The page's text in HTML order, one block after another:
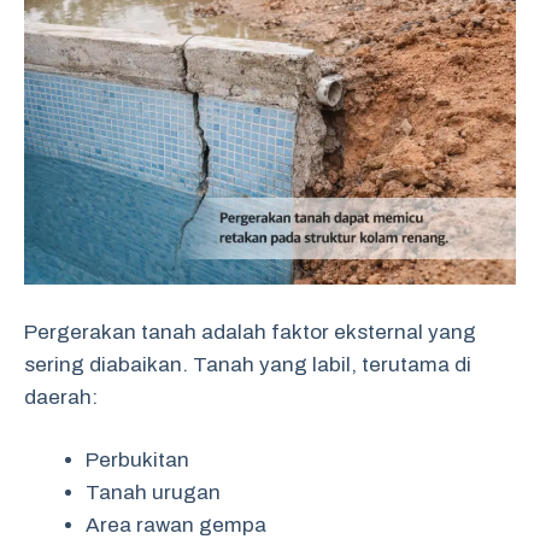
Pergerakan tanah adalah faktor eksternal yang
sering diabaikan. Tanah yang labil, terutama di
daerah:
Perbukitan
Tanah urugan
Area rawan gempa